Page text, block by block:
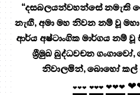
“දසබලයන්වහන්සේ නමැති
නැඟී, අමා මහ නිවන නම් වූ
ආර්ය අෂ්ටාංගික මාර්ගය නම්
ශ්‍රීමුඛ බුද්ධවචන
නිවාලමින්, බොහෝ කල්
❤❤❤ ❤❤❤ ❤❤❤